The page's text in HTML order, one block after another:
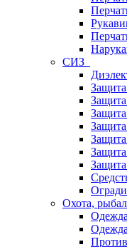
СИЗ
Защита
Защита
Охота,